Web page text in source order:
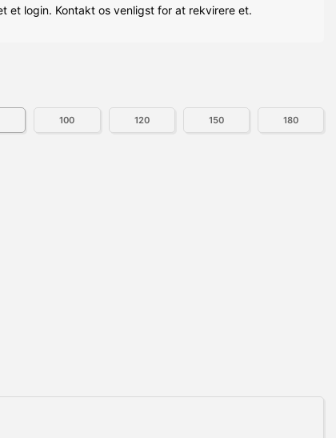
et login. Kontakt os venligst for at rekvirere et.
100 120 150 180